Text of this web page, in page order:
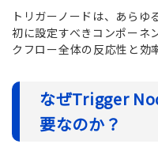
トリガーノードは、あらゆ
初に設定すべきコンポーネ
クフロー全体の反応性と効
なぜTrigger
要なのか？